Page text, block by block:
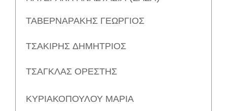
ΤΑΒΕΡΝΑΡΑΚΗΣ ΓΕΩΡΓΙΟΣ
ΤΣΑΚΙΡΗΣ ΔΗΜΗΤΡΙΟΣ
ΤΣΑΓΚΛΑΣ ΟΡΕΣΤΗΣ
ΚΥΡΙΑΚΟΠΟΥΛΟΥ ΜΑΡΙΑ